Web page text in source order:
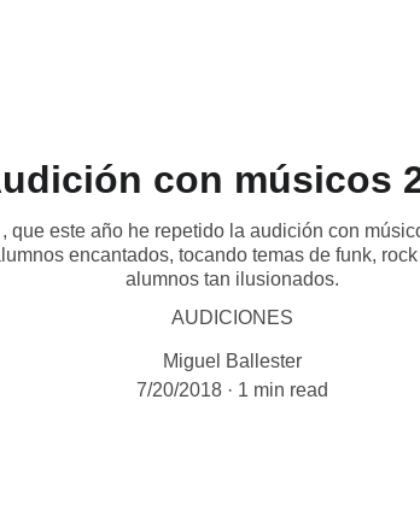
con músicos
que este año he repetido la audición con
encantados, tocando temas de funk,
alumnos tan ilusionados.
AUDICIONES
Miguel Ballester
7/20/2018
1 min read